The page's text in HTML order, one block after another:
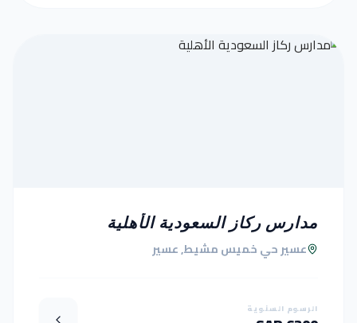
مدارس ركاز السعودية الأهلية
عسير حي خميس مشيط, عسير
الرسوم السنوية